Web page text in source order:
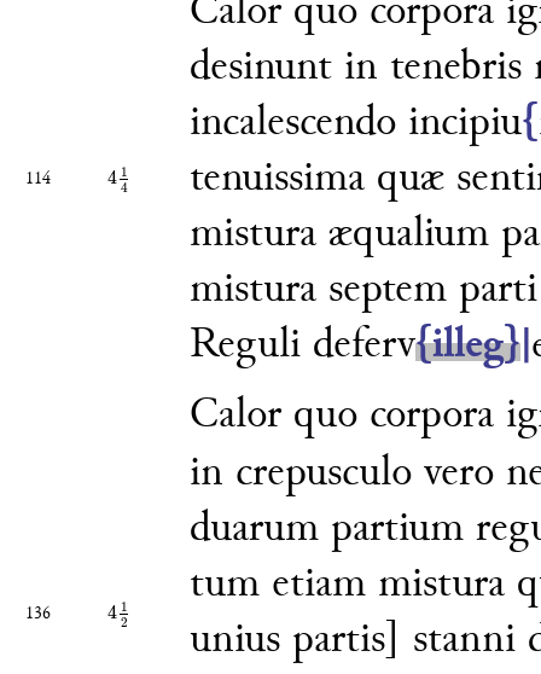
114 4 1
4
414
Calor quo corpora
desinunt in tenebris
incalescendo incipiu{
tenuissima quæ
mistura æqualium
mistura septem
Reguli deferv{illeg}
136 4 1
2
412
Calor quo corpora
in crepusculo vero
duarum partium
tum etiam mistura
unius partis] stanni